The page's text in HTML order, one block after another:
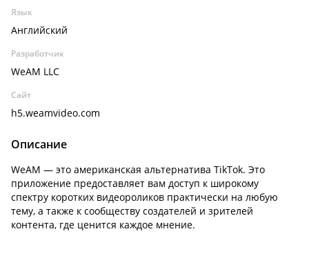
Язык
Английский
Разработчик
WeAM LLC
Сайт
h5.weamvideo.com
Описание
WeAM — это американская альтернатива TikTok. Это
приложение предоставляет вам доступ к широкому
спектру коротких видеороликов практически на любую
тему, а также к сообществу создателей и зрителей
контента, где ценится каждое мнение.